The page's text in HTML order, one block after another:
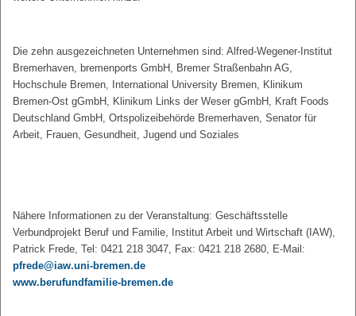
Die zehn ausgezeichneten Unternehmen sind: Alfred-Wegener-Institut
Bremerhaven, bremenports GmbH, Bremer Straßenbahn AG,
Hochschule Bremen, International University Bremen, Klinikum
Bremen-Ost gGmbH, Klinikum Links der Weser gGmbH, Kraft Foods
Deutschland GmbH, Ortspolizeibehörde Bremerhaven, Senator für
Arbeit, Frauen, Gesundheit, Jugend und Soziales
Nähere Informationen zu der Veranstaltung: Geschäftsstelle
Verbundprojekt Beruf und Familie, Institut Arbeit und Wirtschaft (IAW),
Patrick Frede, Tel: 0421 218 3047, Fax: 0421 218 2680, E-Mail:
pfrede@iaw.uni-bremen.de
www.berufundfamilie-bremen.de